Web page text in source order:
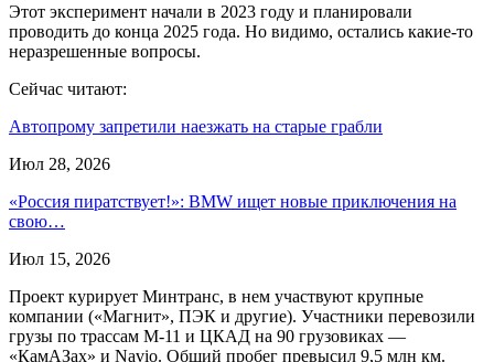
Этот эксперимент начали в 2023 году и планировали
проводить до конца 2025 года. Но видимо, остались какие-то
неразрешенные вопросы.
Сейчас читают:
Автопрому запретили наезжать на старые грабли
Июл 28, 2026
«Россия пиратствует!»: BMW ищет новые приключения на
свою…
Июл 15, 2026
Проект курирует Минтранс, в нем участвуют крупные
компании («Магнит», ПЭК и другие). Участники перевозили
грузы по трассам М-11 и ЦКАД на 90 грузовиках —
«КамАЗах» и Navio. Общий пробег превысил 9,5 млн км.